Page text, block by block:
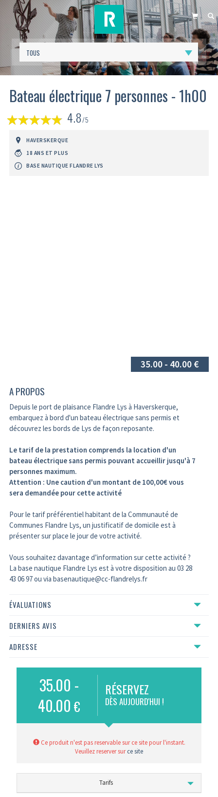
PANIER
Bateau électrique 7 personnes - 1h00
4.8/5
HAVERSKERQUE
18 ANS ET PLUS
BASE NAUTIQUE FLANDRE LYS
35.00 - 40.00 €
A PROPOS
Depuis le port de plaisance Flandre Lys à Haverskerque,
embarquez à bord d'un bateau électrique sans permis et
découvrez les bords de Lys de façon reposante.
Le tarif de la prestation comprends la location d'un
bateau électrique sans permis pouvant accueillir jusqu'à 7
personnes maximum.
Attention : Une caution d'un montant de 100,00€ vous
sera demandée pour cette activité
Pour le tarif préférentiel habitant de la Communauté de
Communes Flandre Lys, un justificatif de domicile est à
présenter sur place le jour de votre activité.
Vous souhaitez davantage d’information sur cette activité ?
La base nautique Flandre Lys est à votre disposition au 03 28
43 06 97 ou via basenautique@cc-flandrelys.fr
ÉVALUATIONS
DERNIERS AVIS
ADRESSE
35.00 -
40.00 €
RÉSERVEZ
DÈS AUJOURD'HUI !
Ce produit n'est pas reservable sur ce site pour l'instant.
Veuillez reserver surce site
Tarifs